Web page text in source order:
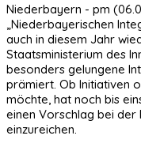
Niederbayern - pm
„Niederbayerischen
auch in diesem Jahr
Staatsministerium des
besonders gelungene
prämiert. Ob Initiativen
möchte, hat noch bis
einen Vorschlag bei
einzureichen.